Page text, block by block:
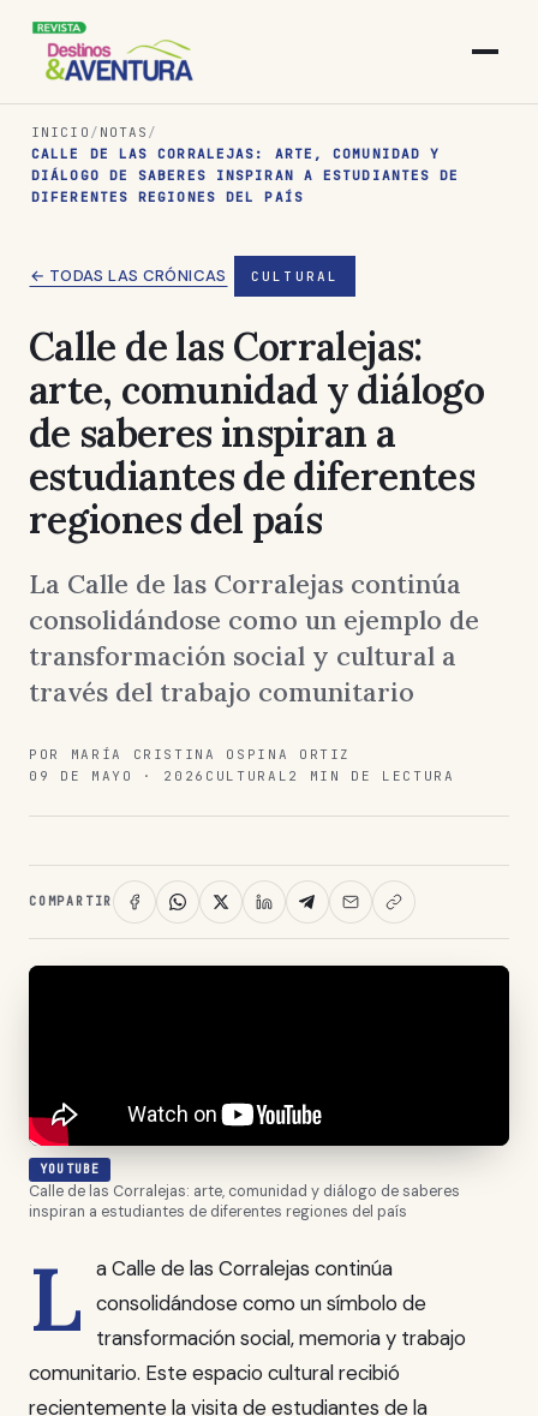
INICIO / NOTAS /
CALLE DE LAS CORRALEJAS: ARTE, COMUNIDAD Y
DIÁLOGO DE SABERES INSPIRAN A ESTUDIANTES DE
DIFERENTES REGIONES DEL PAÍS
← TODAS LAS CRÓNICAS CULTURAL
Calle de las Corralejas:
arte, comunidad y diálogo
de saberes inspiran a
estudiantes de diferentes
regiones del país
La Calle de las Corralejas continúa
consolidándose como un ejemplo de
transformación social y cultural a
través del trabajo comunitario
POR MARÍA CRISTINA OSPINA ORTIZ
09 DE MAYO · 2026 CULTURAL 2 MIN DE LECTURA
COMPARTIR
YOUTUBE
Calle de las Corralejas: arte, comunidad y diálogo de saberes
inspiran a estudiantes de diferentes regiones del país
L a Calle de las Corralejas continúa
consolidándose como un símbolo de
transformación social, memoria y trabajo
comunitario. Este espacio cultural recibió
recientemente la visita de estudiantes de la